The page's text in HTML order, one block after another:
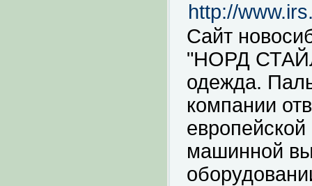
http://
Сайт
"НОРД
одежда.
компании
машинной